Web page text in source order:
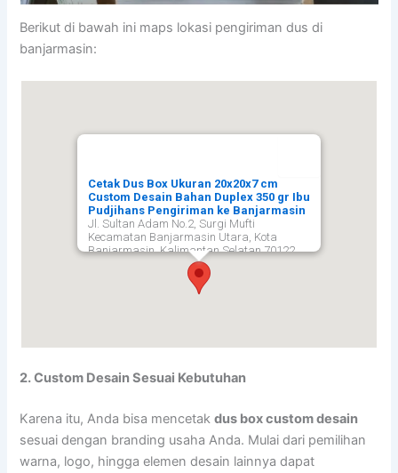
Berikut di bawah ini maps lokasi pengiriman dus di
banjarmasin:
Cetak Dus Box Ukuran 20x20x7 cm
Custom Desain Bahan Duplex 350 gr Ibu
Pudjihans Pengiriman ke Banjarmasin
Jl. Sultan Adam No.2, Surgi Mufti
Kecamatan Banjarmasin Utara, Kota
Banjarmasin, Kalimantan Selatan 70122,
2. Custom Desain Sesuai Kebutuhan
Karena itu, Anda bisa mencetakdus box custom desain
sesuai dengan branding usaha Anda. Mulai dari pemilihan
warna, logo, hingga elemen desain lainnya dapat